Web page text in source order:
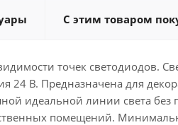
С этим товаром
точек светодиодов.
24 В. Предназначена для
идеальной линии света
помещений.